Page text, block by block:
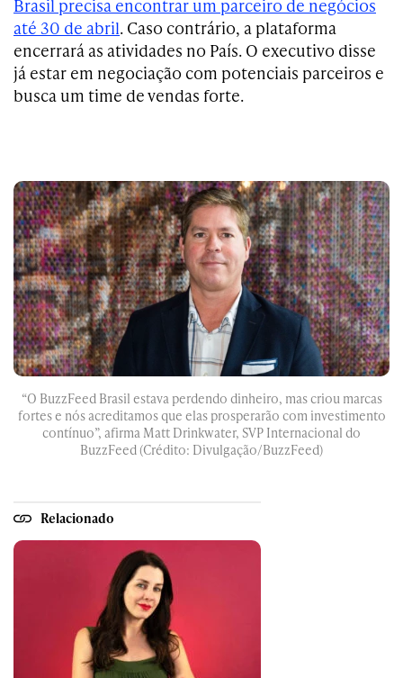
Brasil precisa encontrar um parceiro de negócios
até 30 de abril. Caso contrário, a plataforma
encerrará as atividades no País. O executivo disse
já estar em negociação com potenciais parceiros e
busca um time de vendas forte.
“O BuzzFeed Brasil estava perdendo dinheiro, mas criou marcas
fortes e nós acreditamos que elas prosperarão com investimento
contínuo”, afirma Matt Drinkwater, SVP Internacional do
BuzzFeed (Crédito: Divulgação/BuzzFeed)
Relacionado